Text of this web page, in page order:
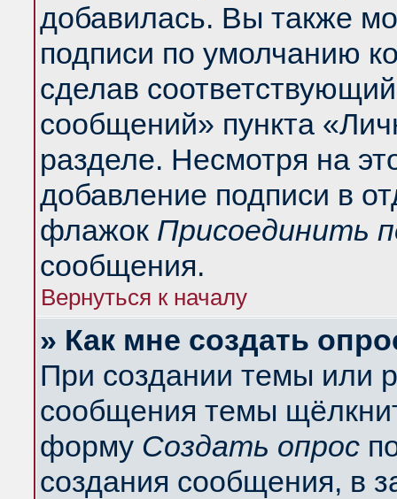
добавилась. Вы также
подписи по умолчанию
сделав
сообщений» пункта
разделе. Несмотря на
добавление подписи в
флажок Присоединить
сообщения.
Вернуться к началу
» Как мне создать
При создании темы или
сообщения темы
форму Создать опрос
создания сообщения, в